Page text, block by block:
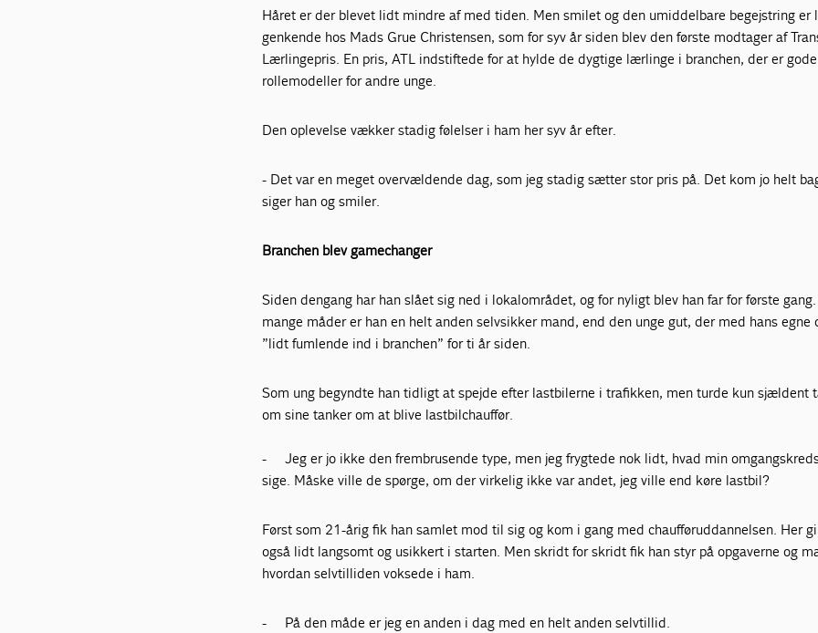
Håret er der blevet lidt mindre af med tiden. Men smilet og den umiddelbare begejstring er
genkende hos Mads Grue Christensen, som for syv år siden blev den første modtager af
Lærlingepris. En pris, ATL indstiftede for at hylde de dygtige lærlinge i branchen, der er gode
rollemodeller for andre unge.
Den oplevelse vækker stadig følelser i ham her syv år efter.
- Det var en meget overvældende dag, som jeg stadig sætter stor pris på. Det kom jo helt
siger han og smiler.
Branchen blev gamechanger
Siden dengang har han slået sig ned i lokalområdet, og for nyligt blev han far for første
mange måder er han en helt anden selvsikker mand, end den unge gut, der med hans egne
”lidt fumlende ind i branchen” for ti år siden.
Som ung begyndte han tidligt at spejde efter lastbilerne i trafikken, men turde kun sjældent
om sine tanker om at blive lastbilchauffør.
-
Jeg er jo ikke den frembrusende type, men jeg frygtede nok lidt, hvad min
sige. Måske ville de spørge, om der virkelig ikke var andet, jeg ville end køre lastbil?
Først som 21-årig fik han samlet mod til sig og kom i gang med chaufføruddannelsen. Her
også lidt langsomt og usikkert i starten. Men skridt for skridt fik han styr på opgaverne og
hvordan selvtilliden voksede i ham.
- På den måde er jeg en anden i dag med en helt anden selvtillid.